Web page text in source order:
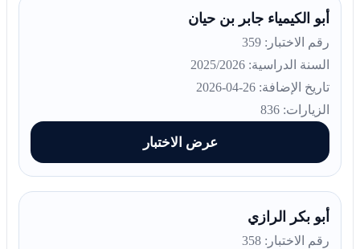
أبو الكيمياء جابر بن حيان
رقم الاختبار: 359
السنة الدراسية: 2025/2026
تاريخ الإضافة: 26-04-2026
الزيارات: 836
عرض الاختبار
أبو بكر الرازي
رقم الاختبار: 358